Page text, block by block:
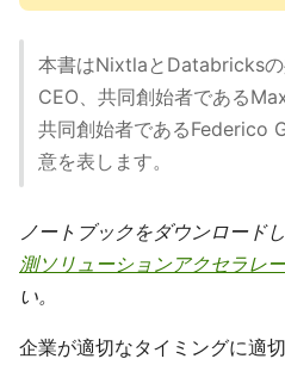
本書はNixtlaとDatabricks
CEO、共同創始者である
共同創始者であるFederico
意を表します。
ノートブックをダウンロード
測ソリューションアクセラレ
い。
企業が適切なタイミングに適